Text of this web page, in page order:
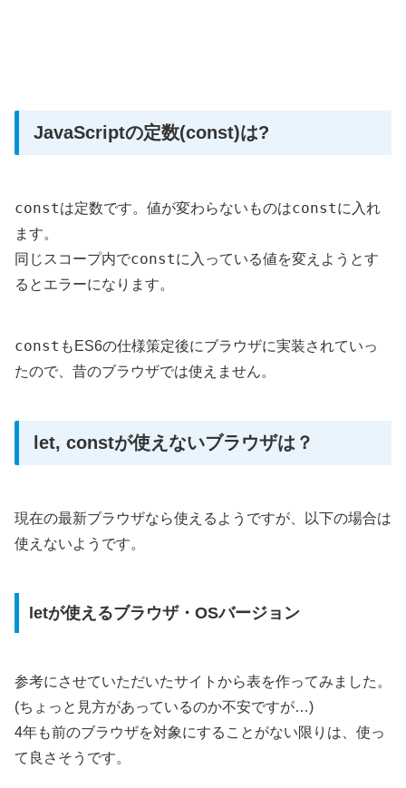
JavaScriptの定数(const)は?
constは定数です。値が変わらないものはconstに入れ
ます。
同じスコープ内でconstに入っている値を変えようとす
るとエラーになります。
const もES6の仕様策定後にブラウザに実装されていっ
たので、昔のブラウザでは使えません。
let, constが使えないブラウザは？
現在の最新ブラウザなら使えるようですが、以下の場合は
使えないようです。
letが使えるブラウザ・OSバージョン
参考にさせていただいたサイトから表を作ってみました。
(ちょっと見方があっているのか不安ですが…)
4年も前のブラウザを対象にすることがない限りは、使っ
て良さそうです。